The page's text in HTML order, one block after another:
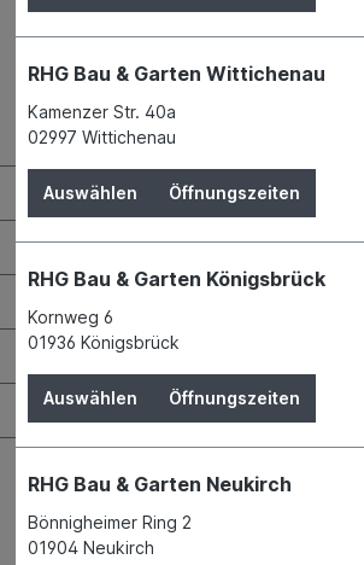
Kontaktdaten und Öffnungszeiten
RHG Helfer
Wissenswertes
Bauen & Renovieren
Garten & Landschaftsbau
RHG Bau & Garten Wittichenau
Kamenzer Str. 40a
02997 Wittichenau
Auswählen Öffnungszeiten
RHG Bau & Garten Königsbrück
Kornweg 6
01936 Königsbrück
Auswählen Öffnungszeiten
RHG Bau & Garten Neukirch
Bönnigheimer Ring 2
01904 Neukirch